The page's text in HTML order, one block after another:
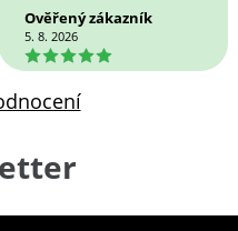
Ověřený zákazník
5. 8. 2026
5